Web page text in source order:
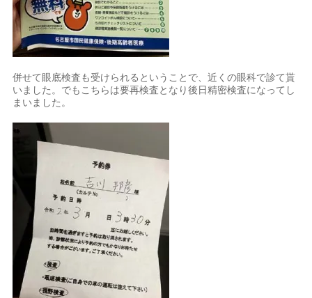
併せて眼底検査も受けられるということで、近くの眼科で診て貰
いました。でもこちらは要再検査となり後日精密検査になってし
まいました。